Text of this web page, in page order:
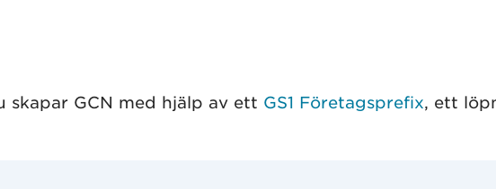
skapar GCN med hjälp av ett GS1 Företagsprefix, ett